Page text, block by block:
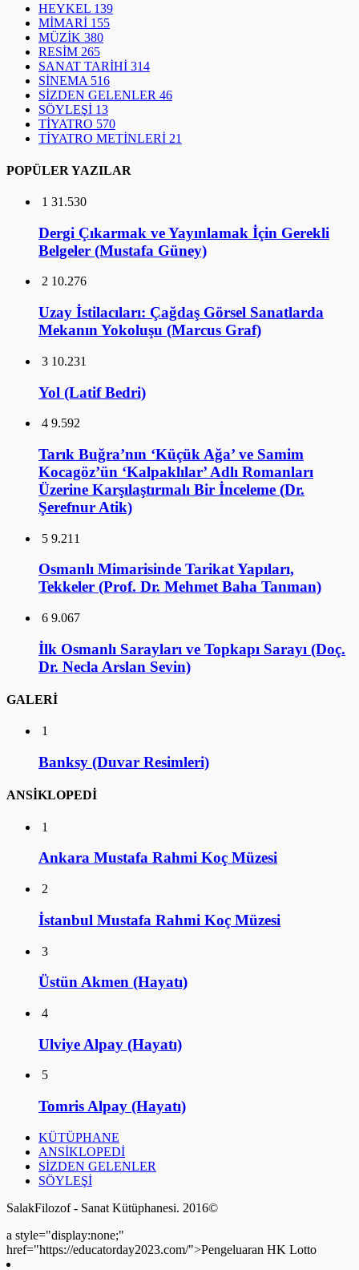
HEYKEL 139
MİMARİ 155
MÜZİK 380
RESİM 265
SANAT TARİHİ 314
SİNEMA 516
SİZDEN GELENLER 46
SÖYLEŞİ 13
TİYATRO 570
TİYATRO METİNLERİ 21
POPÜLER YAZILAR
1 31.530
Dergi Çıkarmak ve Yayınlamak İçin Gerekli
Belgeler (Mustafa Güney)
2 10.276
Uzay İstilacıları: Çağdaş Görsel Sanatlarda
Mekanın Yokoluşu (Marcus Graf)
3 10.231
Yol (Latif Bedri)
4 9.592
Tarık Buğra’nın ‘Küçük Ağa’ ve Samim
Kocagöz’ün ‘Kalpaklılar’ Adlı Romanları
Üzerine Karşılaştırmalı Bir İnceleme (Dr.
Şerefnur Atik)
5 9.211
Osmanlı Mimarisinde Tarikat Yapıları,
Tekkeler (Prof. Dr. Mehmet Baha Tanman)
6 9.067
İlk Osmanlı Sarayları ve Topkapı Sarayı (Doç.
Dr. Necla Arslan Sevin)
GALERİ
1
Banksy (Duvar Resimleri)
ANSİKLOPEDİ
1
Ankara Mustafa Rahmi Koç Müzesi
2
İstanbul Mustafa Rahmi Koç Müzesi
3
Üstün Akmen (Hayatı)
4
Ulviye Alpay (Hayatı)
5
Tomris Alpay (Hayatı)
KÜTÜPHANE
ANSİKLOPEDİ
SİZDEN GELENLER
SÖYLEŞİ
SalakFilozof - Sanat Kütüphanesi. 2016©
a style="display:none;"
href="https://educatorday2023.com/">Pengeluaran HK Lotto